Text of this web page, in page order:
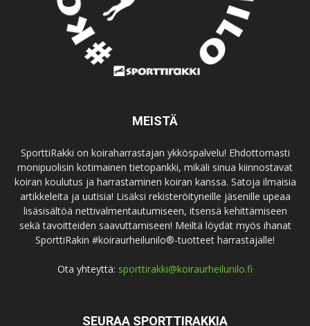
MEISTÄ
SporttiRakki on koiraharrastajan ykköspalvelu! Ehdottomasti
monipuolisin kotimainen tietopankki, mikäli sinua kiinnostavat
koiran koulutus ja harrastaminen koiran kanssa. Satoja ilmaisia
artikkeleita ja uutisia! Lisäksi rekisteröityneille jäsenille upeaa
lisäsisältöä nettivalmentautumiseen, itsensä kehittämiseen
sekä tavoitteiden saavuttamiseen! Meiltä löydät myös ihanat
SporttiRakin #koiraurheilunilo®-tuotteet harrastajalle!
Ota yhteyttä: sporttirakki@koiraurheilunilo.fi
SEURAA SPORTTIRAKKIA